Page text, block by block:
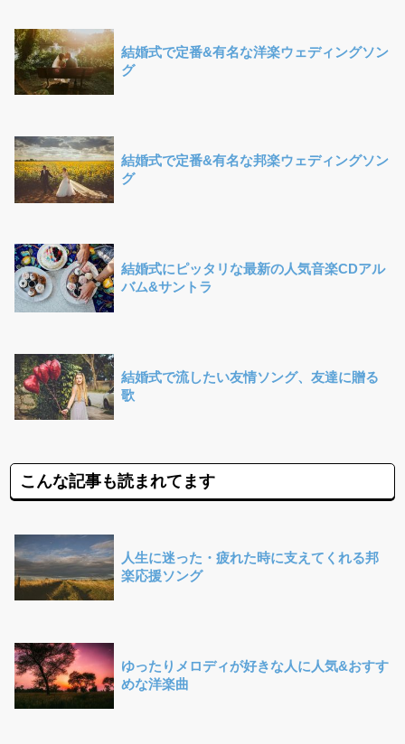
結婚式で定番&有名な洋楽ウェディングソン
グ
結婚式で定番&有名な邦楽ウェディングソン
グ
結婚式にピッタリな最新の人気音楽CDアル
バム&サントラ
結婚式で流したい友情ソング、友達に贈る
歌
こんな記事も読まれてます
人生に迷った・疲れた時に支えてくれる邦
楽応援ソング
ゆったりメロディが好きな人に人気&おすす
めな洋楽曲